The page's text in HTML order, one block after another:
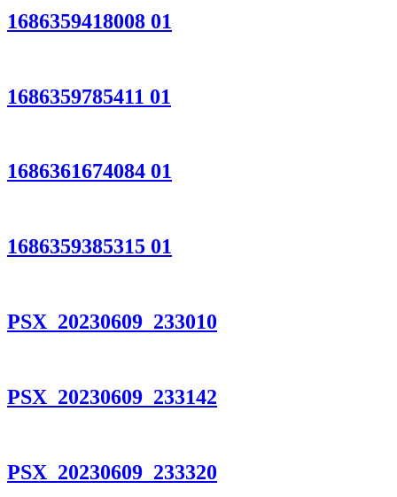
1686359418008 01
1686359785411 01
1686361674084 01
1686359385315 01
PSX_20230609_233010
PSX_20230609_233142
PSX_20230609_233320